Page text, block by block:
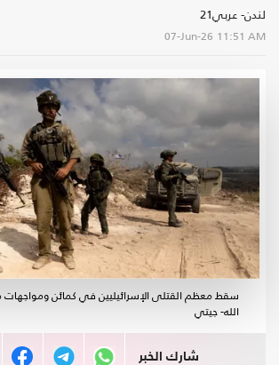
لندن- عربي21
07-Jun-26 11:51 AM
سقط معظم القتلى الإسرائيليين في كمائن ومواجهات
الله- جيتي
شارك الخبر